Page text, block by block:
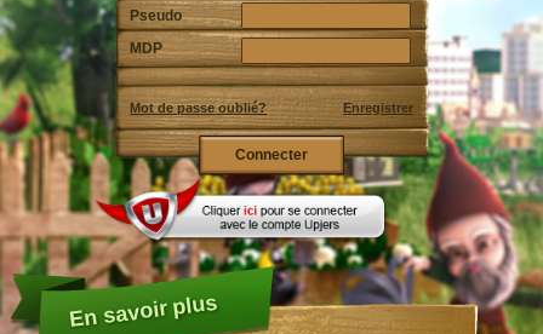
Pseudo
MDP
Mot de passe oublié? Enregistrer
En savoir plus